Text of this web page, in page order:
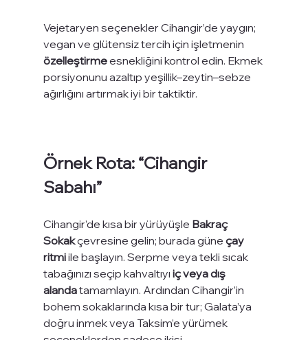
Vejetaryen seçenekler Cihangir’de yaygın;
vegan ve glütensiz tercih için işletmenin
özelleştirme esnekliğini kontrol edin. Ekmek
porsiyonunu azaltıp yeşillik–zeytin–sebze
ağırlığını artırmak iyi bir taktiktir.
Örnek Rota: “Cihangir
Sabahı”
Cihangir’de kısa bir yürüyüşle Bakraç
Sokak çevresine gelin; burada güne çay
ritmi ile başlayın. Serpme veya tekli sıcak
tabağınızı seçip kahvaltıyı iç veya dış
alanda tamamlayın. Ardından Cihangir’in
bohem sokaklarında kısa bir tur; Galata’ya
doğru inmek veya Taksim’e yürümek